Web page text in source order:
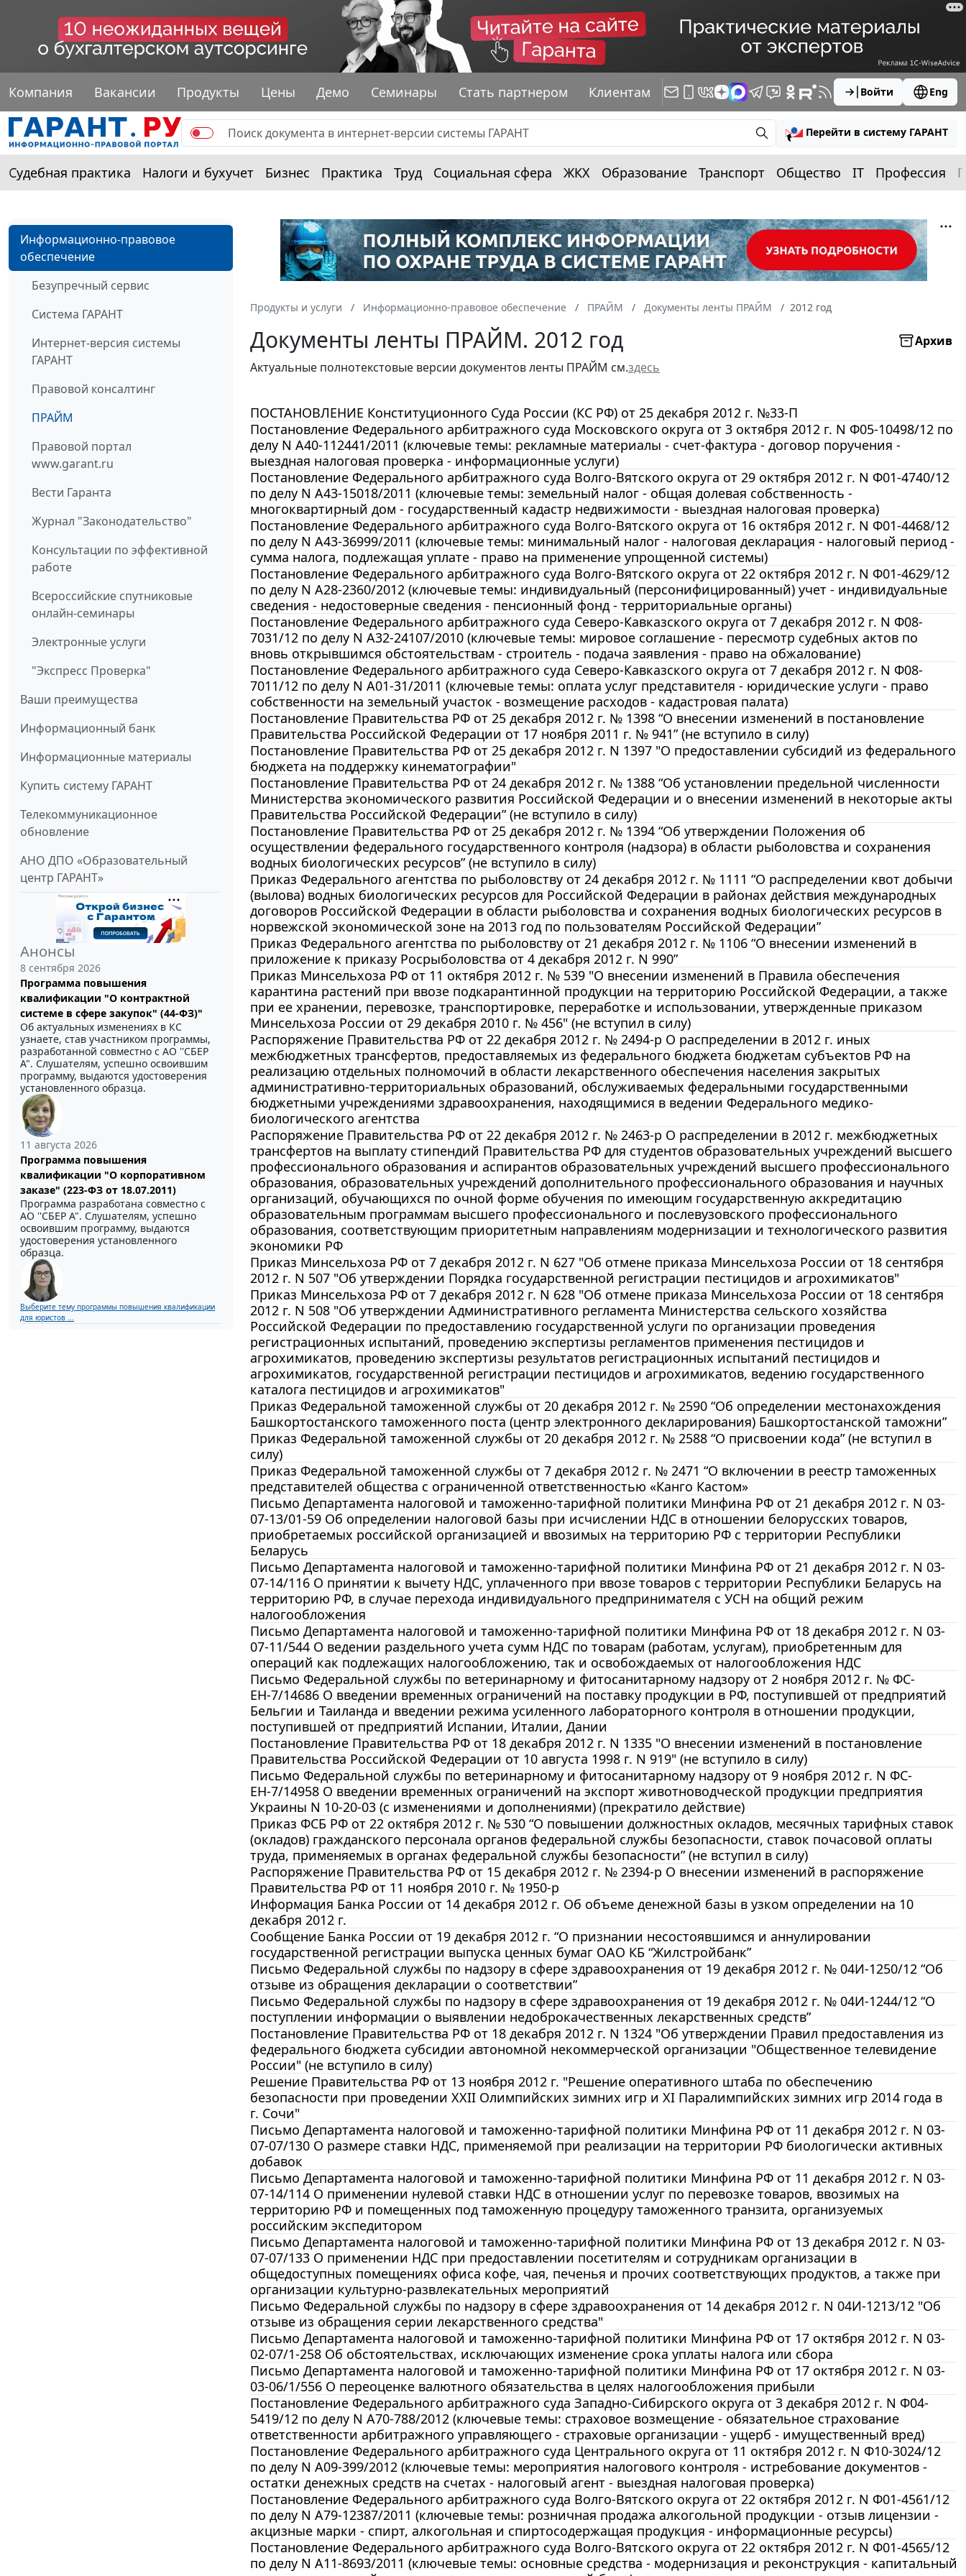
Компания Вакансии Продукты Цены Демо Семинары Стать партнером Клиентам Войти Eng
Перейти в систему ГАРАНТ
Судебная практика Налоги и бухучет Бизнес Практика Труд Социальная сфера ЖКХ Образование Транспорт Общество IT Профессия
Информационно-правовое
обеспечение
Безупречный сервис
Система ГАРАНТ
Интернет-версия системы
ГАРАНТ
Правовой консалтинг
ПРАЙМ
Правовой портал
www.garant.ru
Вести Гаранта
Журнал "Законодательство"
Консультации по эффективной
работе
Всероссийские спутниковые
онлайн-семинары
Электронные услуги
"Экспресс Проверка"
Ваши преимущества
Информационный банк
Информационные материалы
Купить систему ГАРАНТ
Телекоммуникационное
обновление
АНО ДПО «Образовательный
центр ГАРАНТ»
Анонсы
8 сентября 2026
Программа повышения
квалификации "О контрактной
системе в сфере закупок" (44-ФЗ)"
Об актуальных изменениях в КС
узнаете, став участником программы,
разработанной совместно с АО ''СБЕР
А". Слушателям, успешно освоившим
программу, выдаются удостоверения
установленного образца.
11 августа 2026
Программа повышения
квалификации "О корпоративном
заказе" (223-ФЗ от 18.07.2011)
Программа разработана совместно с
АО ''СБЕР А". Слушателям, успешно
освоившим программу, выдаются
удостоверения установленного
образца.
Выберите тему программы повышения квалификации
для юристов ...
Продукты и услуги Информационно-правовое обеспечение ПРАЙМ Документы ленты ПРАЙМ 2012 год
Документы ленты ПРАЙМ. 2012 год
Архив
Актуальные полнотекстовые версии документов ленты ПРАЙМ см.здесь
ПОСТАНОВЛЕНИЕ Конституционного Суда России (КС РФ) от 25 декабря 2012 г. №33-П
Постановление Федерального арбитражного суда Московского округа от 3 октября 2012 г. N Ф05-10498/12 по
делу N А40-112441/2011 (ключевые темы: рекламные материалы - счет-фактура - договор поручения -
выездная налоговая проверка - информационные услуги)
Постановление Федерального арбитражного суда Волго-Вятского округа от 29 октября 2012 г. N Ф01-4740/12
по делу N А43-15018/2011 (ключевые темы: земельный налог - общая долевая собственность -
многоквартирный дом - государственный кадастр недвижимости - выездная налоговая проверка)
Постановление Федерального арбитражного суда Волго-Вятского округа от 16 октября 2012 г. N Ф01-4468/12
по делу N А43-36999/2011 (ключевые темы: минимальный налог - налоговая декларация - налоговый период -
сумма налога, подлежащая уплате - право на применение упрощенной системы)
Постановление Федерального арбитражного суда Волго-Вятского округа от 22 октября 2012 г. N Ф01-4629/12
по делу N А28-2360/2012 (ключевые темы: индивидуальный (персонифицированный) учет - индивидуальные
сведения - недостоверные сведения - пенсионный фонд - территориальные органы)
Постановление Федерального арбитражного суда Северо-Кавказского округа от 7 декабря 2012 г. N Ф08-
7031/12 по делу N А32-24107/2010 (ключевые темы: мировое соглашение - пересмотр судебных актов по
вновь открывшимся обстоятельствам - строитель - подача заявления - право на обжалование)
Постановление Федерального арбитражного суда Северо-Кавказского округа от 7 декабря 2012 г. N Ф08-
7011/12 по делу N А01-31/2011 (ключевые темы: оплата услуг представителя - юридические услуги - право
собственности на земельный участок - возмещение расходов - кадастровая палата)
Постановление Правительства РФ от 25 декабря 2012 г. № 1398 “О внесении изменений в постановление
Правительства Российской Федерации от 17 ноября 2011 г. № 941” (не вступило в силу)
Постановление Правительства РФ от 25 декабря 2012 г. N 1397 "О предоставлении субсидий из федерального
бюджета на поддержку кинематографии"
Постановление Правительства РФ от 24 декабря 2012 г. № 1388 “Об установлении предельной численности
Министерства экономического развития Российской Федерации и о внесении изменений в некоторые акты
Правительства Российской Федерации” (не вступило в силу)
Постановление Правительства РФ от 25 декабря 2012 г. № 1394 “Об утверждении Положения об
осуществлении федерального государственного контроля (надзора) в области рыболовства и сохранения
водных биологических ресурсов” (не вступило в силу)
Приказ Федерального агентства по рыболовству от 24 декабря 2012 г. № 1111 “О распределении квот добычи
(вылова) водных биологических ресурсов для Российской Федерации в районах действия международных
договоров Российской Федерации в области рыболовства и сохранения водных биологических ресурсов в
норвежской экономической зоне на 2013 год по пользователям Российской Федерации”
Приказ Федерального агентства по рыболовству от 21 декабря 2012 г. № 1106 “О внесении изменений в
приложение к приказу Росрыболовства от 4 декабря 2012 г. N 990”
Приказ Минсельхоза РФ от 11 октября 2012 г. № 539 "О внесении изменений в Правила обеспечения
карантина растений при ввозе подкарантинной продукции на территорию Российской Федерации, а также
при ее хранении, перевозке, транспортировке, переработке и использовании, утвержденные приказом
Минсельхоза России от 29 декабря 2010 г. № 456" (не вступил в силу)
Распоряжение Правительства РФ от 22 декабря 2012 г. № 2494-р О распределении в 2012 г. иных
межбюджетных трансфертов, предоставляемых из федерального бюджета бюджетам субъектов РФ на
реализацию отдельных полномочий в области лекарственного обеспечения населения закрытых
административно-территориальных образований, обслуживаемых федеральными государственными
бюджетными учреждениями здравоохранения, находящимися в ведении Федерального медико-
биологического агентства
Распоряжение Правительства РФ от 22 декабря 2012 г. № 2463-р О распределении в 2012 г. межбюджетных
трансфертов на выплату стипендий Правительства РФ для студентов образовательных учреждений высшего
профессионального образования и аспирантов образовательных учреждений высшего профессионального
образования, образовательных учреждений дополнительного профессионального образования и научных
организаций, обучающихся по очной форме обучения по имеющим государственную аккредитацию
образовательным программам высшего профессионального и послевузовского профессионального
образования, соответствующим приоритетным направлениям модернизации и технологического развития
экономики РФ
Приказ Минсельхоза РФ от 7 декабря 2012 г. N 627 "Об отмене приказа Минсельхоза России от 18 сентября
2012 г. N 507 "Об утверждении Порядка государственной регистрации пестицидов и агрохимикатов"
Приказ Минсельхоза РФ от 7 декабря 2012 г. N 628 "Об отмене приказа Минсельхоза России от 18 сентября
2012 г. N 508 "Об утверждении Административного регламента Министерства сельского хозяйства
Российской Федерации по предоставлению государственной услуги по организации проведения
регистрационных испытаний, проведению экспертизы регламентов применения пестицидов и
агрохимикатов, проведению экспертизы результатов регистрационных испытаний пестицидов и
агрохимикатов, государственной регистрации пестицидов и агрохимикатов, ведению государственного
каталога пестицидов и агрохимикатов"
Приказ Федеральной таможенной службы от 20 декабря 2012 г. № 2590 “Об определении местонахождения
Башкортостанского таможенного поста (центр электронного декларирования) Башкортостанской таможни”
Приказ Федеральной таможенной службы от 20 декабря 2012 г. № 2588 “О присвоении кода” (не вступил в
силу)
Приказ Федеральной таможенной службы от 7 декабря 2012 г. № 2471 “О включении в реестр таможенных
представителей общества с ограниченной ответственностью «Канго Кастом»
Письмо Департамента налоговой и таможенно-тарифной политики Минфина РФ от 21 декабря 2012 г. N 03-
07-13/01-59 Об определении налоговой базы при исчислении НДС в отношении белорусских товаров,
приобретаемых российской организацией и ввозимых на территорию РФ с территории Республики
Беларусь
Письмо Департамента налоговой и таможенно-тарифной политики Минфина РФ от 21 декабря 2012 г. N 03-
07-14/116 О принятии к вычету НДС, уплаченного при ввозе товаров с территории Республики Беларусь на
территорию РФ, в случае перехода индивидуального предпринимателя с УСН на общий режим
налогообложения
Письмо Департамента налоговой и таможенно-тарифной политики Минфина РФ от 18 декабря 2012 г. N 03-
07-11/544 О ведении раздельного учета сумм НДС по товарам (работам, услугам), приобретенным для
операций как подлежащих налогообложению, так и освобождаемых от налогообложения НДС
Письмо Федеральной службы по ветеринарному и фитосанитарному надзору от 2 ноября 2012 г. № ФС-
ЕН-7/14686 О введении временных ограничений на поставку продукции в РФ, поступившей от предприятий
Бельгии и Таиланда и введении режима усиленного лабораторного контроля в отношении продукции,
поступившей от предприятий Испании, Италии, Дании
Постановление Правительства РФ от 18 декабря 2012 г. N 1335 "О внесении изменений в постановление
Правительства Российской Федерации от 10 августа 1998 г. N 919" (не вступило в силу)
Письмо Федеральной службы по ветеринарному и фитосанитарному надзору от 9 ноября 2012 г. N ФС-
ЕН-7/14958 О введении временных ограничений на экспорт животноводческой продукции предприятия
Украины N 10-20-03 (с изменениями и дополнениями) (прекратило действие)
Приказ ФСБ РФ от 22 октября 2012 г. № 530 “О повышении должностных окладов, месячных тарифных ставок
(окладов) гражданского персонала органов федеральной службы безопасности, ставок почасовой оплаты
труда, применяемых в органах федеральной службы безопасности” (не вступил в силу)
Распоряжение Правительства РФ от 15 декабря 2012 г. № 2394-р О внесении изменений в распоряжение
Правительства РФ от 11 ноября 2010 г. № 1950-р
Информация Банка России от 14 декабря 2012 г. Об объеме денежной базы в узком определении на 10
декабря 2012 г.
Сообщение Банка России от 19 декабря 2012 г. “О признании несостоявшимся и аннулировании
государственной регистрации выпуска ценных бумаг ОАО КБ “Жилстройбанк”
Письмо Федеральной службы по надзору в сфере здравоохранения от 19 декабря 2012 г. № 04И-1250/12 “Об
отзыве из обращения декларации о соответствии”
Письмо Федеральной службы по надзору в сфере здравоохранения от 19 декабря 2012 г. № 04И-1244/12 “О
поступлении информации о выявлении недоброкачественных лекарственных средств”
Постановление Правительства РФ от 18 декабря 2012 г. N 1324 "Об утверждении Правил предоставления из
федерального бюджета субсидии автономной некоммерческой организации "Общественное телевидение
России" (не вступило в силу)
Решение Правительства РФ от 13 ноября 2012 г. "Решение оперативного штаба по обеспечению
безопасности при проведении XXII Олимпийских зимних игр и XI Паралимпийских зимних игр 2014 года в
г. Сочи"
Письмо Департамента налоговой и таможенно-тарифной политики Минфина РФ от 11 декабря 2012 г. N 03-
07-07/130 О размере ставки НДС, применяемой при реализации на территории РФ биологически активных
добавок
Письмо Департамента налоговой и таможенно-тарифной политики Минфина РФ от 11 декабря 2012 г. N 03-
07-14/114 О применении нулевой ставки НДС в отношении услуг по перевозке товаров, ввозимых на
территорию РФ и помещенных под таможенную процедуру таможенного транзита, организуемых
российским экспедитором
Письмо Департамента налоговой и таможенно-тарифной политики Минфина РФ от 13 декабря 2012 г. N 03-
07-07/133 О применении НДС при предоставлении посетителям и сотрудникам организации в
общедоступных помещениях офиса кофе, чая, печенья и прочих соответствующих продуктов, а также при
организации культурно-развлекательных мероприятий
Письмо Федеральной службы по надзору в сфере здравоохранения от 14 декабря 2012 г. N 04И-1213/12 "Об
отзыве из обращения серии лекарственного средства"
Письмо Департамента налоговой и таможенно-тарифной политики Минфина РФ от 17 октября 2012 г. N 03-
02-07/1-258 Об обстоятельствах, исключающих изменение срока уплаты налога или сбора
Письмо Департамента налоговой и таможенно-тарифной политики Минфина РФ от 17 октября 2012 г. N 03-
03-06/1/556 О переоценке валютного обязательства в целях налогообложения прибыли
Постановление Федерального арбитражного суда Западно-Сибирского округа от 3 декабря 2012 г. N Ф04-
5419/12 по делу N А70-788/2012 (ключевые темы: страховое возмещение - обязательное страхование
ответственности арбитражного управляющего - страховые организации - ущерб - имущественный вред)
Постановление Федерального арбитражного суда Центрального округа от 11 октября 2012 г. N Ф10-3024/12
по делу N А09-399/2012 (ключевые темы: мероприятия налогового контроля - истребование документов -
остатки денежных средств на счетах - налоговый агент - выездная налоговая проверка)
Постановление Федерального арбитражного суда Волго-Вятского округа от 22 октября 2012 г. N Ф01-4561/12
по делу N А79-12387/2011 (ключевые темы: розничная продажа алкогольной продукции - отзыв лицензии -
акцизные марки - спирт, алкогольная и спиртосодержащая продукция - информационные ресурсы)
Постановление Федерального арбитражного суда Волго-Вятского округа от 22 октября 2012 г. N Ф01-4565/12
по делу N А11-8693/2011 (ключевые темы: основные средства - модернизация и реконструкция - капитальный